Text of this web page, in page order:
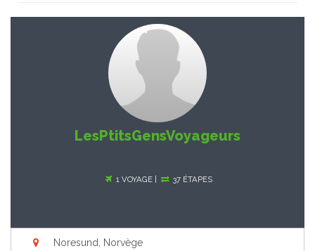
LesPtitsGensVoyageurs
1 VOYAGE | 37 ÉTAPES
Noresund, Norvège